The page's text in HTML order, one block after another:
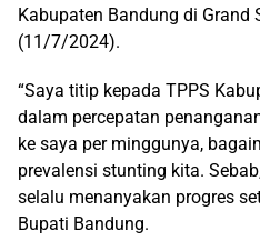
Kabupaten Bandung di Grand
(11/7/2024).
“Saya titip kepada TPPS
dalam percepatan
ke saya per minggunya,
prevalensi stunting kita.
selalu menanyakan progres
Bupati Bandung.